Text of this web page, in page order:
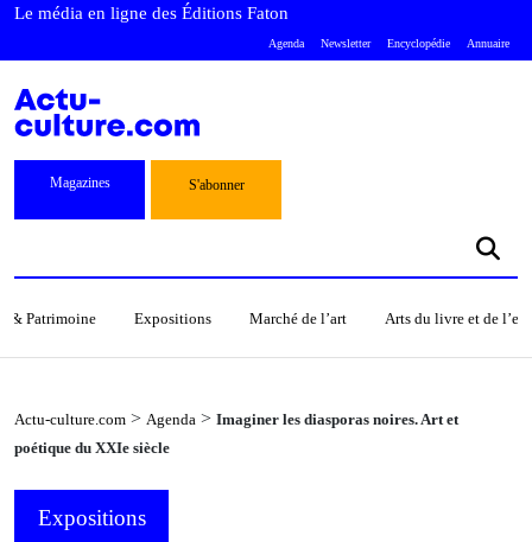
Le média en ligne des Éditions Faton
Agenda Newsletter Encyclopédie Annuaire
Magazines S'abonner
& Patrimoine Expositions Marché de l’art Arts du livre et de
Actu-culture.com > Agenda > Imaginer les diasporas noires. Art et
poétique du XXIe siècle
Expositions